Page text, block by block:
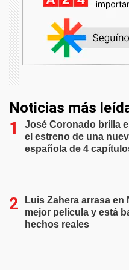
Noticias más
José Coronado brilla
el estreno de una
española de 4
Luis Zahera arrasa en
mejor película y está
hechos reales